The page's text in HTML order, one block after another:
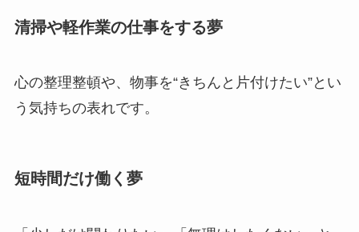
清掃や軽作業の仕事をする夢
心の整理整頓や、物事を“きちんと片付けたい”とい
う気持ちの表れです。
短時間だけ働く夢